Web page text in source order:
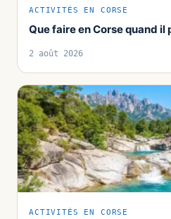
ACTIVITÉS EN CORSE
Que faire en Corse quand il
2 août 2026
ACTIVITÉS EN CORSE